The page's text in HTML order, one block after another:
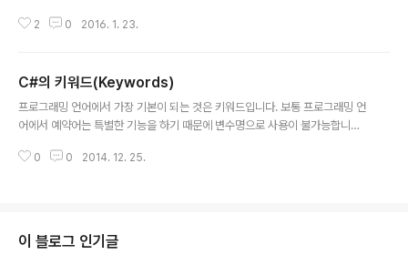
습니다.아래 링크를 클릭하면 AfxExtractSubString()
큰(Token)으로 분리시키기(AfxExtractSubString)C#
에서는 String.Split()으로 쉽게 파싱할 수 있습니다.C#에
서 String.Split으로 문자열을 파싱하는 방법입니다. stati
EF\tGHI JKL"; ch..
2 0 2016. 1. 23.
C#의 키워드(Keywords)
프로그래밍 언어에서 가장 기본이 되는 것은 키워드입니다. 보통 프로그래밍 언
어에서 예약어는 특별한 기능을 하기 때문에 변수명으로 사용이 불가능합니다.
변수명으로 생성이 가능합니다.다만 굳이 저렇게 변수명을 지을 필요는 없을 것
alse finally fixed float for foreach goto if implicit ..
0 0 2014. 12. 25.
이 블로그 인기글